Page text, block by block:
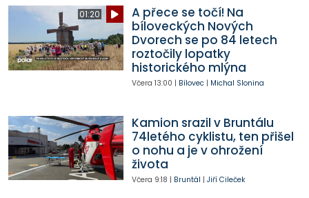
01:20
A přece se točí! Na
bíloveckých Nových
Dvorech se po 84 letech
roztočily lopatky
historického mlýna
Včera 13:00 | Bílovec| Michal Slonina
Kamion srazil v Bruntálu
74letého cyklistu, ten přišel
o nohu a je v ohrožení
života
Včera 9:18 | Bruntál | Jiří Cileček